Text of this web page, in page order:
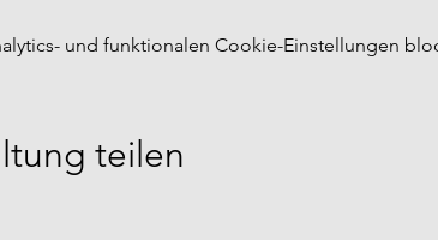
und funktionalen Cookie-Einstellungen
teilen